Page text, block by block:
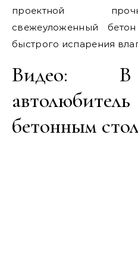
проектной
свежеуложенный
быстрого испарения
Видео: В
бетонным